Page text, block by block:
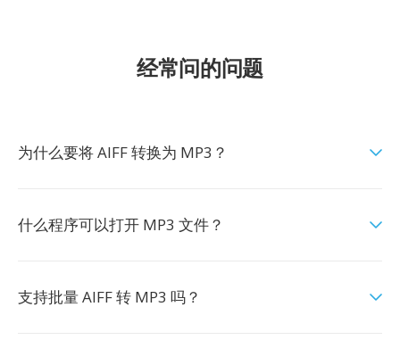
经常问的问题
为什么要将 AIFF 转换为 MP3？
什么程序可以打开 MP3 文件？
支持批量 AIFF 转 MP3 吗？